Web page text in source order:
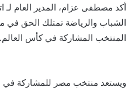
أكد مصطفى عزام، المدير العام لـ
الشباب والرياضة تمتلك الحق في
المنتخب المشاركة في كأس العالم.